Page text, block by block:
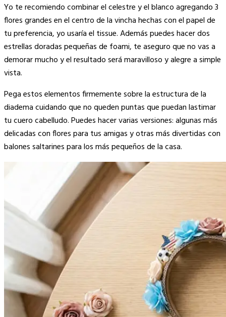
Yo te recomiendo combinar el celestre y el blanco agregando 3
flores grandes en el centro de la vincha hechas con el papel de
tu preferencia, yo usaría el tissue. Además puedes hacer dos
estrellas doradas pequeñas de foami, te aseguro que no vas a
demorar mucho y el resultado será maravilloso y alegre a simple
vista.
Pega estos elementos firmemente sobre la estructura de la
diadema cuidando que no queden puntas que puedan lastimar
tu cuero cabelludo. Puedes hacer varias versiones: algunas más
delicadas con flores para tus amigas y otras más divertidas con
balones saltarines para los más pequeños de la casa.